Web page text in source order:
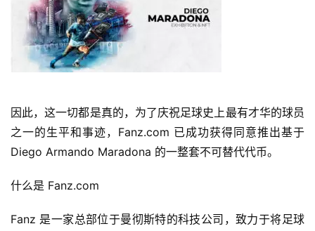
因此，这一切都是真的，为了庆祝足球史上最有才华的球员
之一的生平和事迹，Fanz.com 已成功获得同意推出基于
Diego Armando Maradona 的一整套不可替代代币。
什么是 Fanz.com
Fanz 是一家总部位于曼彻斯特的科技公司，致力于将足球